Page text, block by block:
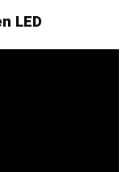
LED